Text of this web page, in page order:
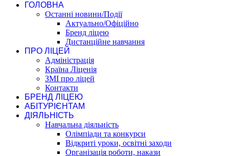
ГОЛОВНА
Останні новини/Події
Актуально/Офіційно
Бренд ліцею
Дистанційне навчання
ПРО ЛІЦЕЙ
Адміністрація
Країна Ліценія
ЗМІ про ліцей
Контакти
БРЕНД ЛІЦЕЮ
АБІТУРІЄНТАМ
ДІЯЛЬНІСТЬ
Навчальна діяльність
Олімпіади та конкурси
Відкриті уроки, освітні заходи
Організація роботи, накази